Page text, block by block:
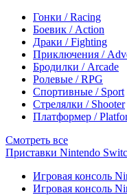
Гонки / Racing
Боевик / Action
Драки / Fighting
Приключения /
Бродилки / Arcade
Ролевые / RPG
Спортивные / Sport
Стрелялки / Shooter
Платформер /
Смотреть все
Приставки Nintendo
Игровая консоль
Игровая консоль